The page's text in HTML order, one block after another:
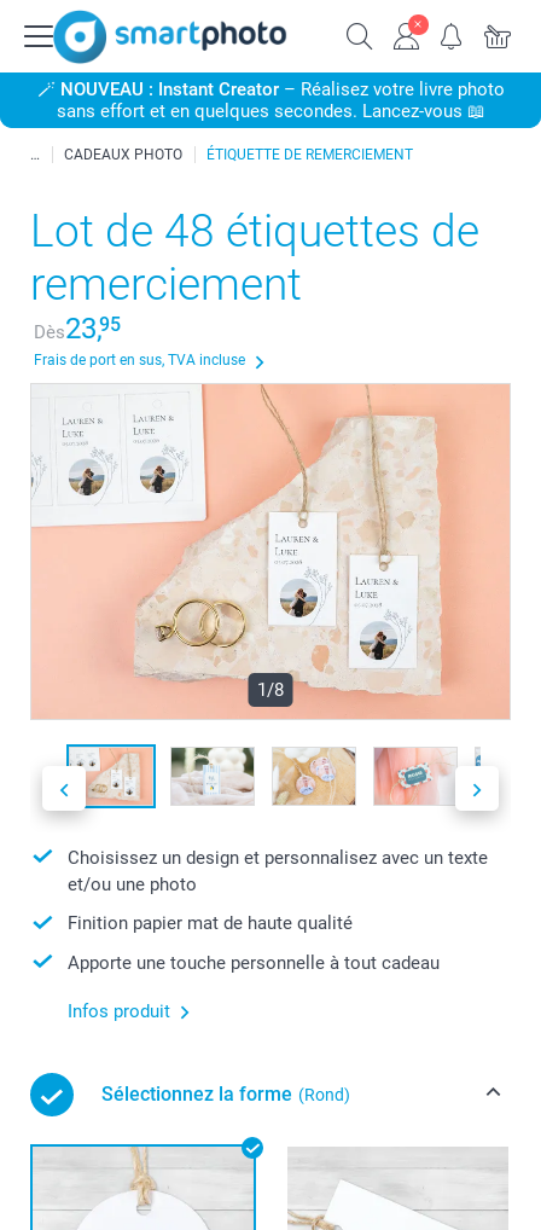
🪄 NOUVEAU : Instant Creator– Réalisez votre livre photo
sans effort et en quelques secondes. Lancez-vous 📖
CADEAUX PHOTO ÉTIQUETTE DE REMERCIEMENT
Lot de 48 étiquettes de
remerciement
Dès23,95
Frais de port en sus, TVA incluse
1/8
Choisissez un design et personnalisez avec un texte
et/ou une photo
Finition papier mat de haute qualité
Apporte une touche personnelle à tout cadeau
Infos produit
Sélectionnez la forme (Rond)